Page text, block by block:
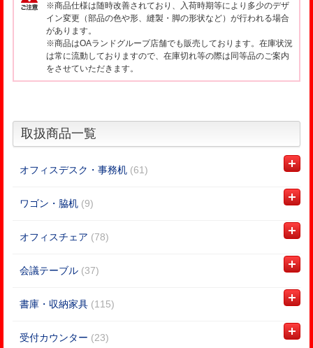
※商品仕様は随時改善されており、入荷時期等により多少のデザ
イン変更（部品の色や形、縫製・脚の形状など）が行われる場合
があります。
※商品はOAランドグループ店舗でも販売しております。在庫状況
は常に流動しておりますので、在庫切れ等の際は同等品のご案内
をさせていただきます。
取扱商品一覧
オフィスデスク・事務机 (61)
ワゴン・脇机 (9)
オフィスチェア (78)
会議テーブル (37)
書庫・収納家具 (115)
受付カウンター (23)